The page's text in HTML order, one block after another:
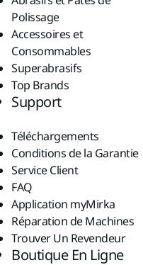
Polissage
Accessoires et
Consommables
Superabrasifs
Top Brands
Support
Téléchargements
Conditions de la Garantie
Service Client
FAQ
Application myMirka
Réparation de Machines
Trouver Un Revendeur
Boutique En Ligne